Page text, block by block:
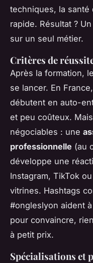
techniques, la santé
rapide. Résultat ?
sur un seul métier.
Critères de
Après la formation,
se lancer. En
débutent en auto-
et peu coûteux.
négociables : une
professionnelle (au
développe une
Instagram, TikTok
vitrines. Hashtags
#ongleslyon aident
pour convaincre,
à petit prix.
Spécialisations et